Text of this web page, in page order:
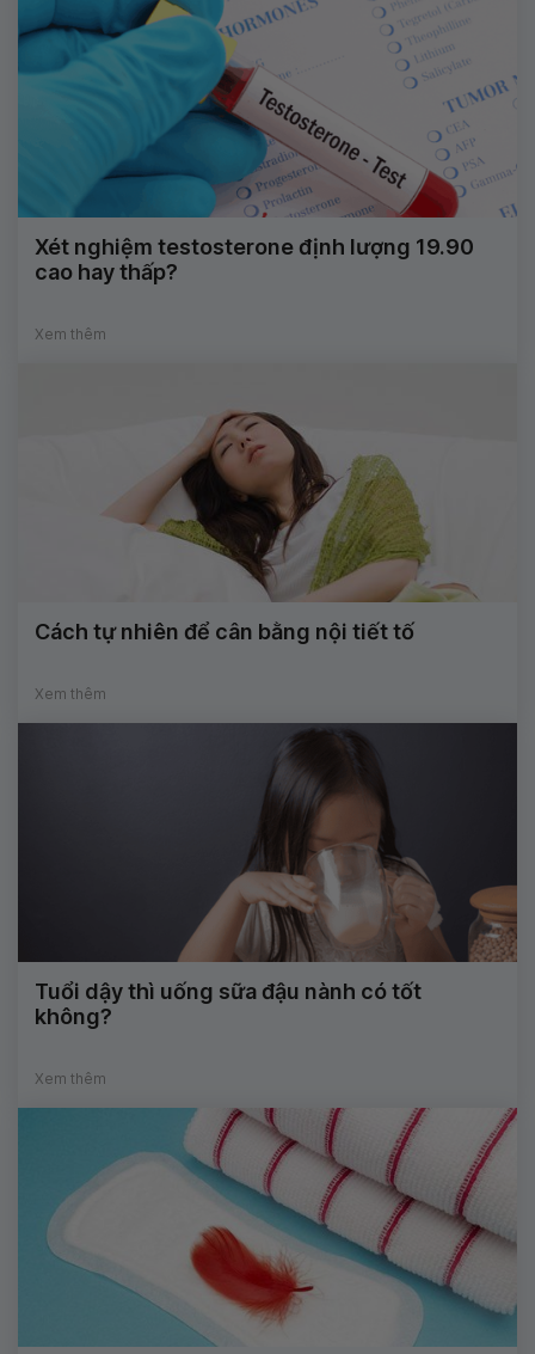
Xét nghiệm testosterone định lượng 19.90
cao hay thấp?
Xem thêm
Cách tự nhiên để cân bằng nội tiết tố
Xem thêm
Tuổi dậy thì uống sữa đậu nành có tốt
không?
Xem thêm